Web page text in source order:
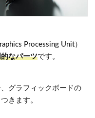
Processing Unit）
なパーツです。
グラフィックボードの
きます。